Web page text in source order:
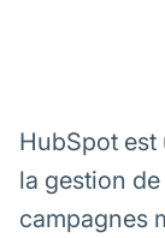
HubSpot
la gestion
campagnes